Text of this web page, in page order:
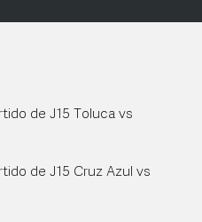
de J15 Toluca vs
de J15 Cruz Azul vs